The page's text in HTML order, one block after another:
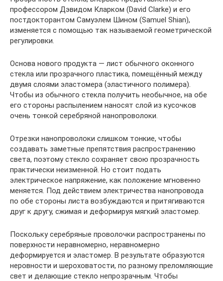
профессором Дэвидом Кларком (David Clarke) и его
постдокторантом Самуэлем Шином (Samuel Shian),
изменяется с помощью так называемой геометрической
регулировки.
Основа нового продукта — лист обычного оконного
стекла или прозрачного пластика, помещённый между
двумя слоями эластомера (эластичного полимера).
Чтобы из обычного стекла получить необычное, на обе
его стороны распылением наносят слой из кусочков
очень тонкой серебряной нанопроволоки.
Отрезки нанопроволоки слишком тонкие, чтобы
создавать заметные препятствия распространению
света, поэтому стекло сохраняет свою прозрачность
практически неизменной. Но стоит подать
электрическое напряжение, как положение мгновенно
меняется. Под действием электричества нанопровода
по обе стороны листа возбуждаются и притягиваются
друг к другу, сжимая и деформируя мягкий эластомер.
Поскольку серебряные проволочки распространены по
поверхности неравномерно, неравномерно
деформируется и эластомер. В результате образуются
неровности и шероховатости, по разному преломляющие
свет и делающие стекло непрозрачным. Чтобы